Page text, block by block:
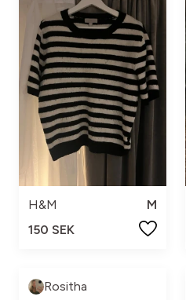
H&M
M
150 SEK
Rositha